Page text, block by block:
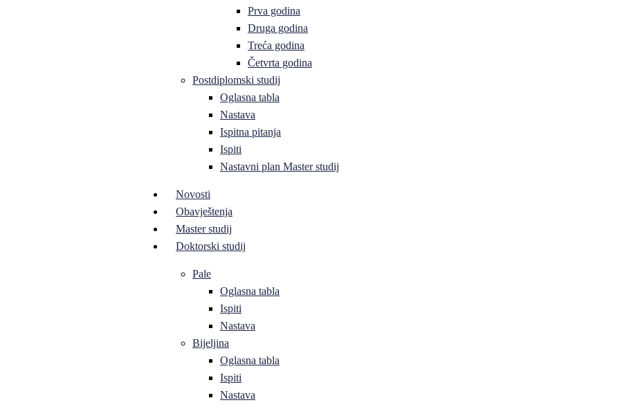
Prva godina
Druga godina
Treća godina
Četvrta godina
Postdiplomski studij
Oglasna tabla
Nastava
Ispitna pitanja
Ispiti
Nastavni plan Master studij
Novosti
Obavještenja
Master studij
Doktorski studij
Pale
Oglasna tabla
Ispiti
Nastava
Bijeljina
Oglasna tabla
Ispiti
Nastava